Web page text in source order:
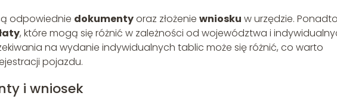
odpowiednie dokumentyoraz złożenie wniosku w urzędzie.
, które mogą się różnić w zależności od województwa i
na wydanie indywidualnych tablic może się różnić, co warto
pojazdu.
i wniosek